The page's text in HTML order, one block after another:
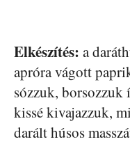
Elkészítés: a
apróra vágott
sózzuk,
kissé kivajazzuk,
darált húsos